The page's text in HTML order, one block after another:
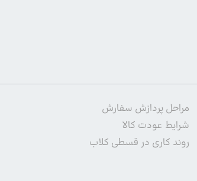
مراحل پردازش سفارش
شرایط عودت کالا
روند کاری در قسطی کلاب